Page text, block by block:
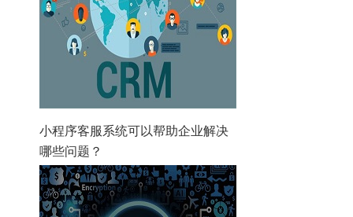
小程序客服系统可以帮助企业解决
哪些问题？